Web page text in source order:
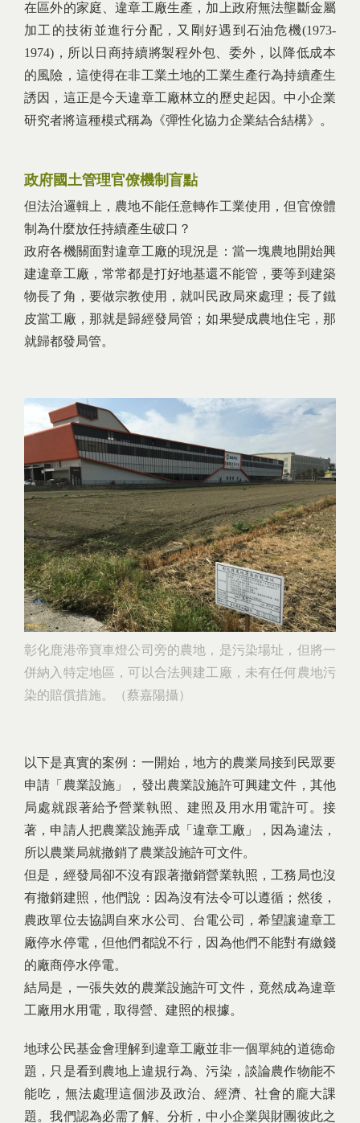
在區外的家庭、違章工廠生產，加上政府無法壟斷金屬
加工的技術並進行分配，又剛好遇到石油危機(1973-
1974)，所以日商持續將製程外包、委外，以降低成本
的風險，這使得在非工業土地的工業生產行為持續產生
誘因，這正是今天違章工廠林立的歷史起因。中小企業
研究者將這種模式稱為《彈性化協力企業結合結構》。
政府國土管理官僚機制盲點
但法治邏輯上，農地不能任意轉作工業使用，但官僚體
制為什麼放任持續產生破口？
政府各機關面對違章工廠的現況是：當一塊農地開始興
建違章工廠，常常都是打好地基還不能管，要等到建築
物長了角，要做宗教使用，就叫民政局來處理；長了鐵
皮當工廠，那就是歸經發局管；如果變成農地住宅，那
就歸都發局管。
彰化鹿港帝寶車燈公司旁的農地，是污染場址，但將一
併納入特定地區，可以合法興建工廠，未有任何農地污
染的賠償措施。（蔡嘉陽攝）
以下是真實的案例：一開始，地方的農業局接到民眾要
申請「農業設施」，發出農業設施許可興建文件，其他
局處就跟著給予營業執照、建照及用水用電許可。接
著，申請人把農業設施弄成「違章工廠」，因為違法，
所以農業局就撤銷了農業設施許可文件。
但是，經發局卻不沒有跟著撤銷營業執照，工務局也沒
有撤銷建照，他們說：因為沒有法令可以遵循；然後，
農政單位去協調自來水公司、台電公司，希望讓違章工
廠停水停電，但他們都說不行，因為他們不能對有繳錢
的廠商停水停電。
結局是，一張失效的農業設施許可文件，竟然成為違章
工廠用水用電，取得營、建照的根據。
地球公民基金會理解到違章工廠並非一個單純的道德命
題，只是看到農地上違規行為、污染，談論農作物能不
能吃，無法處理這個涉及政治、經濟、社會的龐大課
題。我們認為必需了解、分析，中小企業與財團彼此之